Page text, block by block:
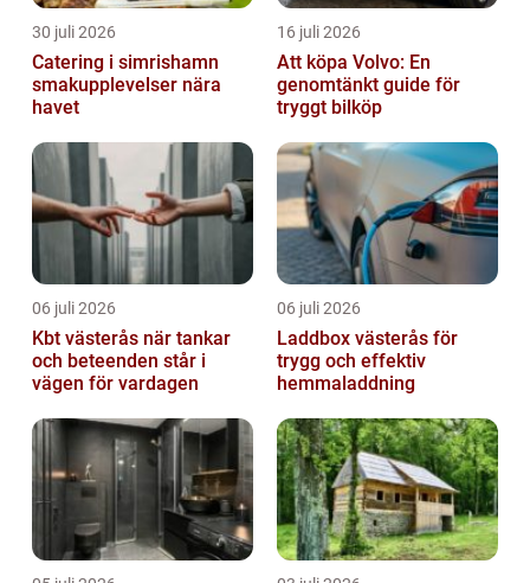
30 juli 2026
Catering i simrishamn
smakupplevelser nära
havet
16 juli 2026
Att köpa Volvo: En
genomtänkt guide för
tryggt bilköp
06 juli 2026
Kbt västerås när tankar
och beteenden står i
vägen för vardagen
06 juli 2026
Laddbox västerås för
trygg och effektiv
hemmaladdning